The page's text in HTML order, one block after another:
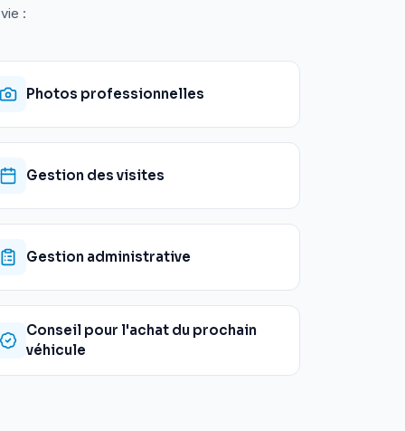
:
Photos professionnelles
Gestion des visites
Gestion administrative
Conseil pour l'achat du prochain
véhicule